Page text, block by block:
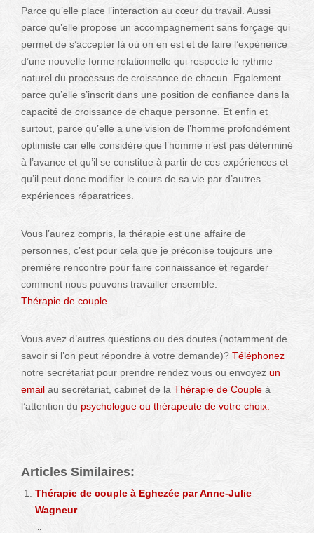
Parce qu’elle place l’interaction au cœur du travail. Aussi
parce qu’elle propose un accompagnement sans forçage qui
permet de s’accepter là où on en est et de faire l’expérience
d’une nouvelle forme relationnelle qui respecte le rythme
naturel du processus de croissance de chacun. Egalement
parce qu’elle s’inscrit dans une position de confiance dans la
capacité de croissance de chaque personne. Et enfin et
surtout, parce qu’elle a une vision de l’homme profondément
optimiste car elle considère que l’homme n’est pas déterminé
à l’avance et qu’il se constitue à partir de ces expériences et
qu’il peut donc modifier le cours de sa vie par d’autres
expériences réparatrices.
Vous l’aurez compris, la thérapie est une affaire de
personnes, c’est pour cela que je préconise toujours une
première rencontre pour faire connaissance et regarder
comment nous pouvons travailler ensemble.
Thérapie de couple
Vous avez d’autres questions ou des doutes (notamment de
savoir si l’on peut répondre à votre demande)? Téléphonez
notre secrétariat pour prendre rendez vous ou envoyez un
email au secrétariat, cabinet de la Thérapie de Couple à
l’attention du psychologue ou thérapeute de votre choix.
Articles Similaires:
Thérapie de couple à Eghezée par Anne-Julie
Wagneur